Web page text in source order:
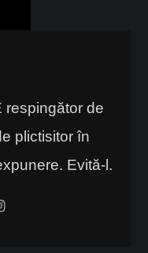
respingător de
plictisitor în
Evită-l.